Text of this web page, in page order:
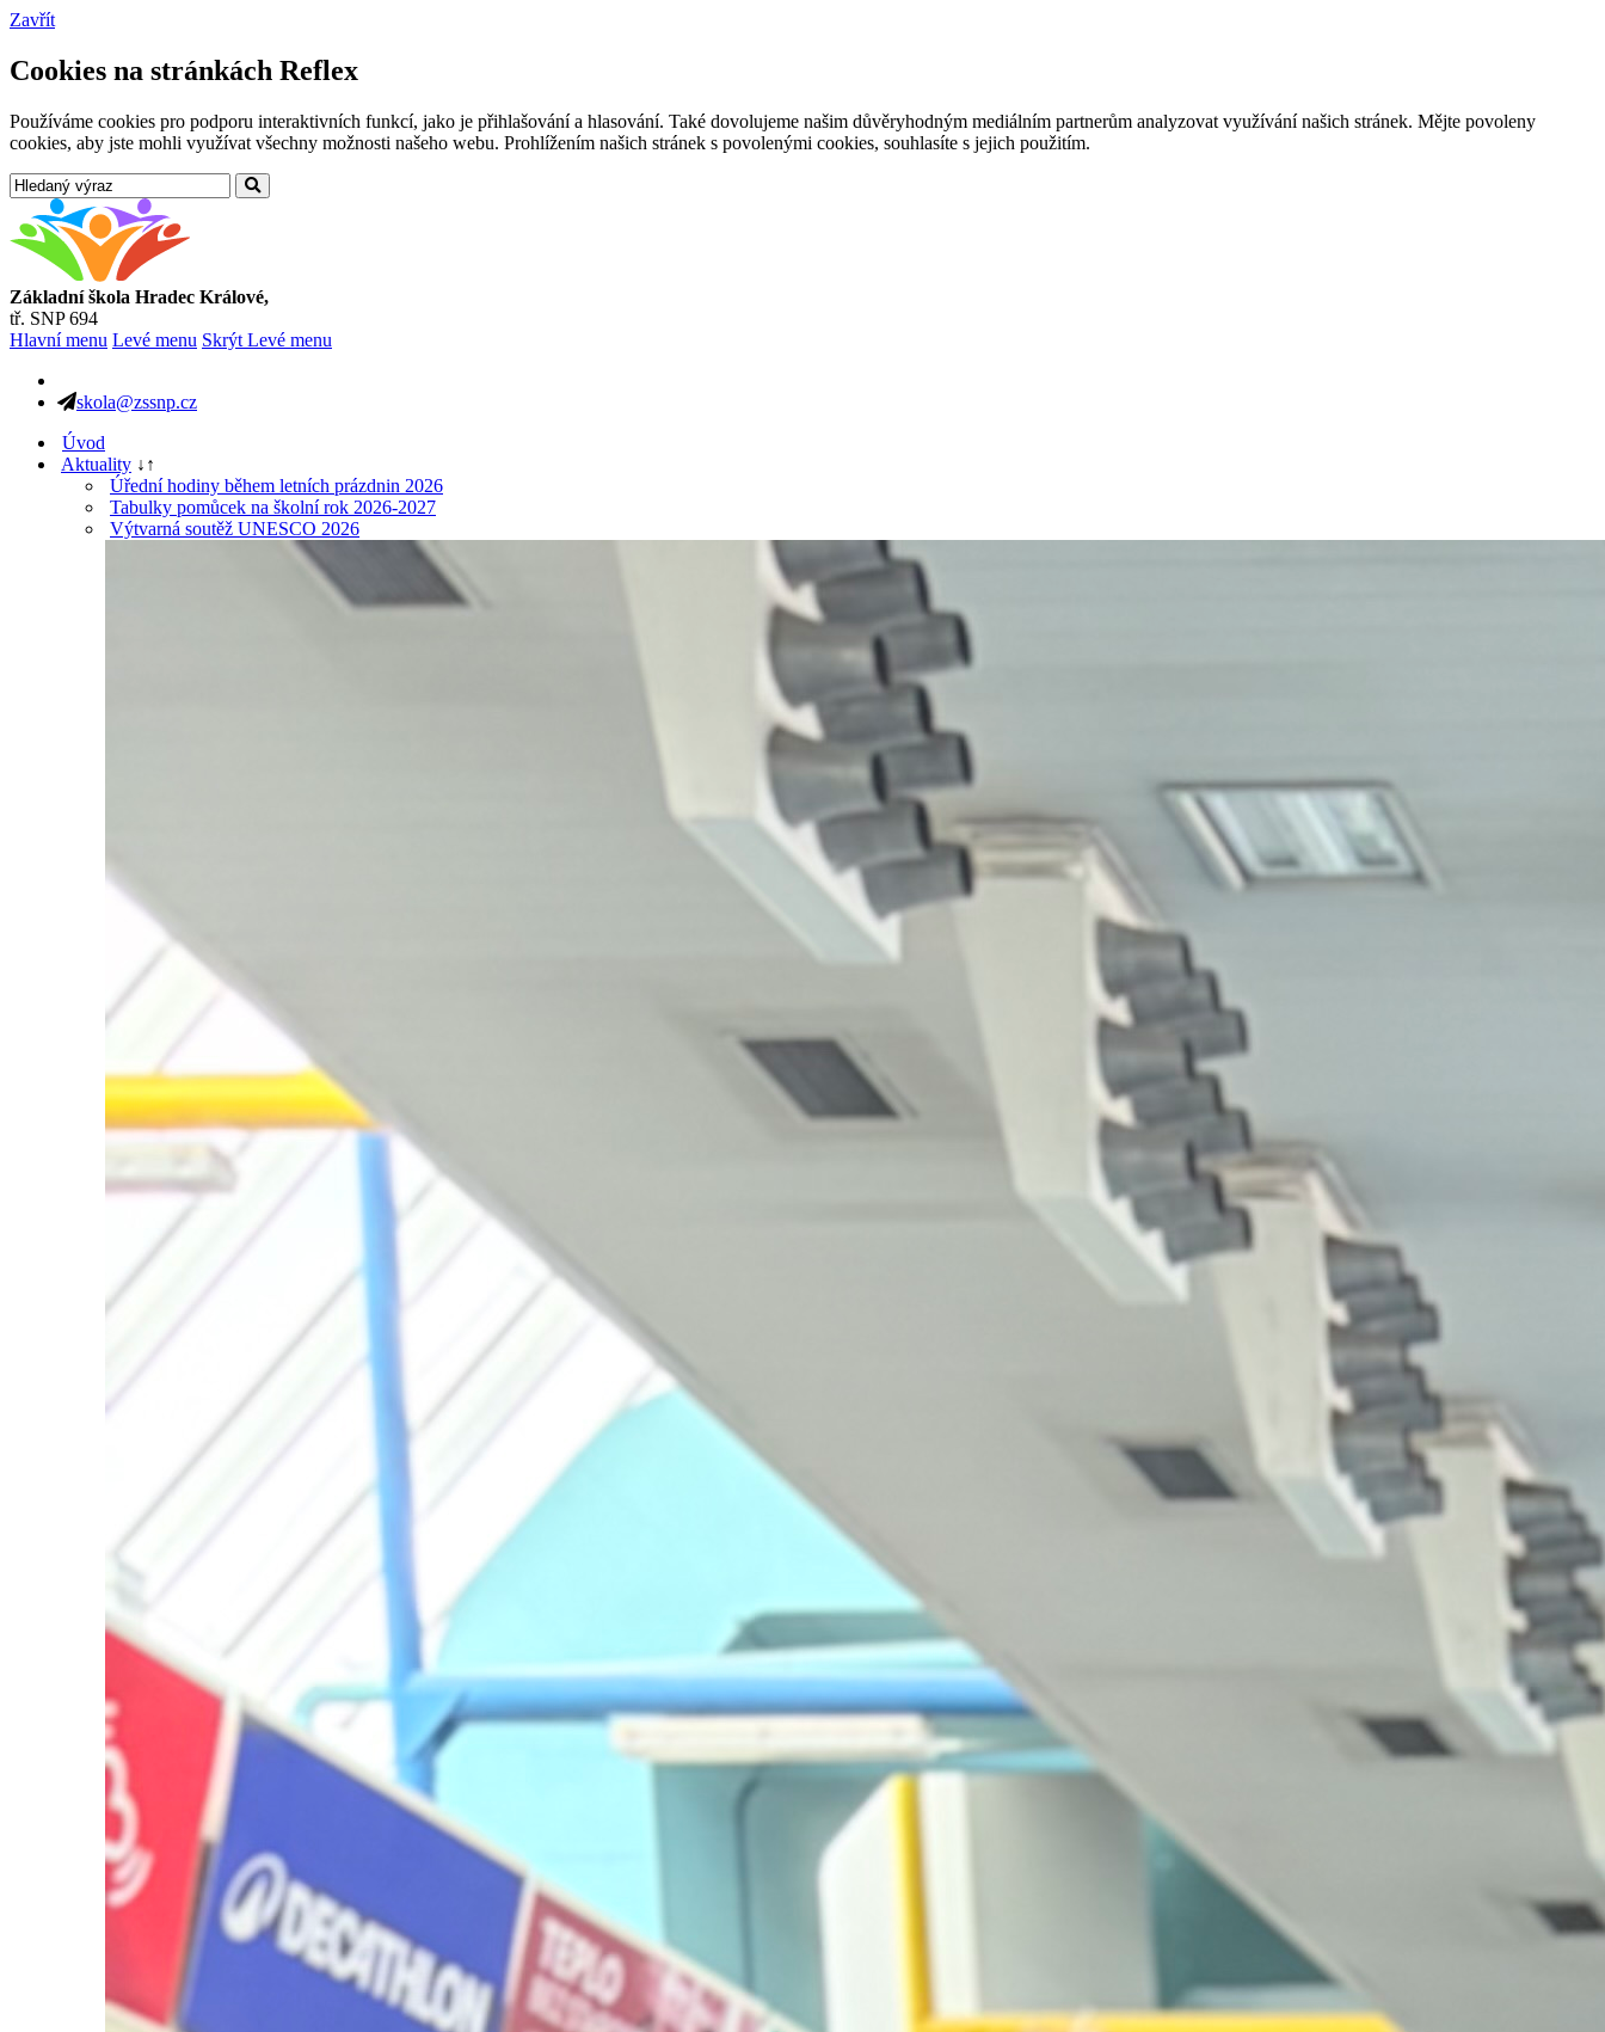
Zavřít
Cookies na stránkách Reflex
Používáme cookies pro podporu interaktivních funkcí, jako je přihlašování a hlasování. Také dovolujeme našim důvěryhodným mediálním partnerům analyzovat využívání našich stránek. Mějte povoleny
cookies, aby jste mohli využívat všechny možnosti našeho webu. Prohlížením našich stránek s povolenými cookies, souhlasíte s jejich použitím.
Základní škola Hradec Králové,
tř. SNP 694
Hlavní menu Levé menu Skrýt Levé menu
skola@zssnp.cz
Úvod
Aktuality ↓ ↑
Úřední hodiny během letních prázdnin 2026
Tabulky pomůcek na školní rok 2026-2027
Výtvarná soutěž UNESCO 2026